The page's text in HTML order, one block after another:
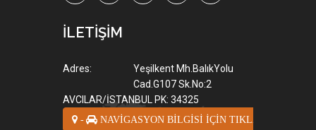
İLETİŞİM
Adres:
Yeşilkent Mh.BalıkYolu
Cad.G107 Sk.No:2
AVCILAR/İSTANBUL PK: 34325
- NAVİGASYON BİLGİSİ İÇİN TIKLA